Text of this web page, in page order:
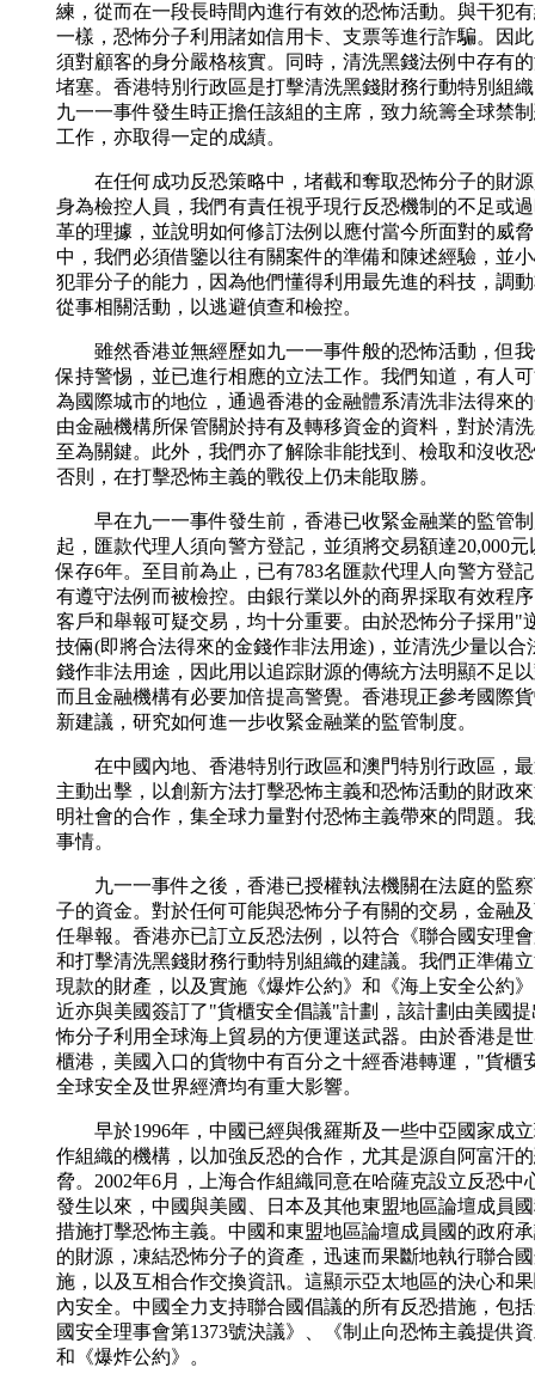
練，從而在一段長時間內進行有效的恐怖活動。與干犯
一樣，恐怖分子利用諸如信用卡、支票等進行詐騙。因
須對顧客的身分嚴格核實。同時，清洗黑錢法例中存有
堵塞。香港特別行政區是打擊清洗黑錢財務行動特別組
九一一事件發生時正擔任該組的主席，致力統籌全球禁
工作，亦取得一定的成績。
在任何成功反恐策略中，堵截和奪取恐怖分子的財源
身為檢控人員，我們有責任視乎現行反恐機制的不足或
革的理據，並說明如何修訂法例以應付當今所面對的威
中，我們必須借鑒以往有關案件的準備和陳述經驗，並
犯罪分子的能力，因為他們懂得利用最先進的科技，調
從事相關活動，以逃避偵查和檢控。
雖然香港並無經歷如九一一事件般的恐怖活動，但我
保持警惕，並已進行相應的立法工作。我們知道，有人
為國際城市的地位，通過香港的金融體系清洗非法得來
由金融機構所保管關於持有及轉移資金的資料，對於清
至為關鍵。此外，我們亦了解除非能找到、檢取和沒收
否則，在打擊恐怖主義的戰役上仍未能取勝。
早在九一一事件發生前，香港已收緊金融業的監管制
起，匯款代理人須向警方登記，並須將交易額達20,000
保存6年。至目前為止，已有783名匯款代理人向警方登
有遵守法例而被檢控。由銀行業以外的商界採取有效程
客戶和舉報可疑交易，均十分重要。由於恐怖分子採用"
技倆(即將合法得來的金錢作非法用途)，並清洗少量以合
錢作非法用途，因此用以追踪財源的傳統方法明顯不足
而且金融機構有必要加倍提高警覺。香港現正參考國際
新建議，研究如何進一步收緊金融業的監管制度。
在中國內地、香港特別行政區和澳門特別行政區，最
主動出擊，以創新方法打擊恐怖主義和恐怖活動的財政
明社會的合作，集全球力量對付恐怖主義帶來的問題。
事情。
九一一事件之後，香港已授權執法機關在法庭的監察
子的資金。對於任何可能與恐怖分子有關的交易，金融
任舉報。香港亦已訂立反恐法例，以符合《聯合國安理
和打擊清洗黑錢財務行動特別組織的建議。我們正準備
現款的財產，以及實施《爆炸公約》和《海上安全公約
近亦與美國簽訂了"貨櫃安全倡議"計劃，該計劃由美國
怖分子利用全球海上貿易的方便運送武器。由於香港是
櫃港，美國入口的貨物中有百分之十經香港轉運，"貨櫃
全球安全及世界經濟均有重大影響。
早於1996年，中國已經與俄羅斯及一些中亞國家成立
作組織的機構，以加強反恐的合作，尤其是源自阿富汗
脅。2002年6月，上海合作組織同意在哈薩克設立反恐中
發生以來，中國與美國、日本及其他東盟地區論壇成員
措施打擊恐怖主義。中國和東盟地區論壇成員國的政府
的財源，凍結恐怖分子的資產，迅速而果斷地執行聯合
施，以及互相合作交換資訊。這顯示亞太地區的決心和
內安全。中國全力支持聯合國倡議的所有反恐措施，包
國安全理事會第1373號決議》、《制止向恐怖主義提供
和《爆炸公約》。